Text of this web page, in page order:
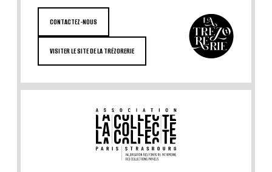
CONTACTEZ-NOUS
VISITER LE SITE DE LA TRÉZORERIE